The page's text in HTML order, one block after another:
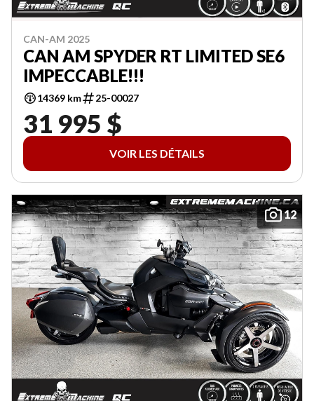
CAN-AM 2025
CAN AM SPYDER RT LIMITED SE6
IMPECCABLE!!!
14369 km 25-00027
31 995 $
VOIR LES DÉTAILS
12